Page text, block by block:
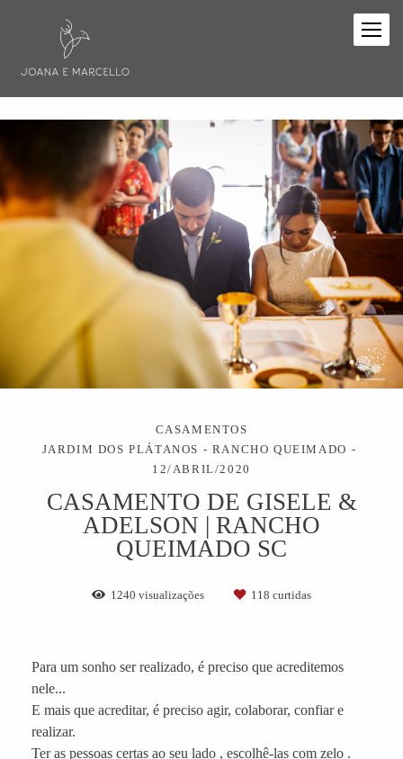
CASAMENTOS
JARDIM DOS PLÁTANOS - RANCHO QUEIMADO
12/ABRIL/2020
CASAMENTO DE GISELE &
ADELSON | RANCHO
QUEIMADO SC
1240 visualizações 118 curtidas
Para um sonho ser realizado, é preciso que acreditemos
nele...
E mais que acreditar, é preciso agir, colaborar, confiar e
realizar.
Ter as pessoas certas ao seu lado , escolhê-las com zelo .